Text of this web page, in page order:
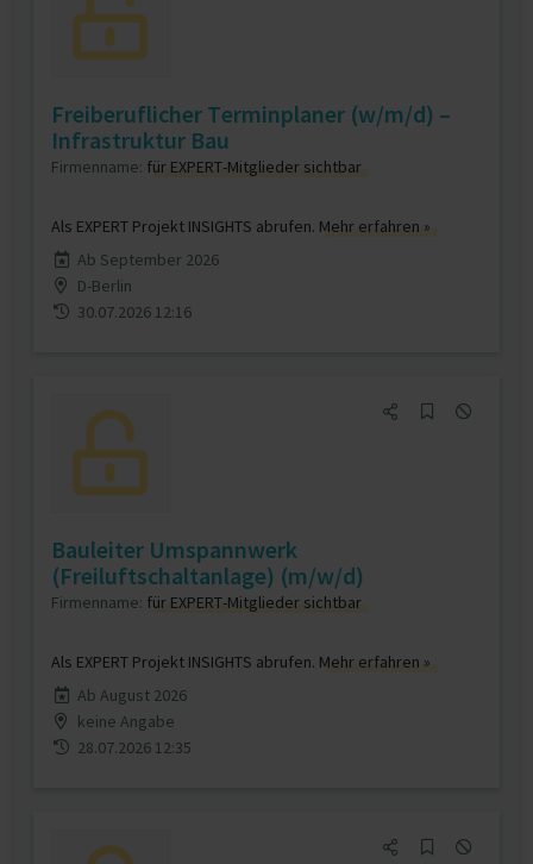
Freiberuflicher Terminplaner (w/m/d) –
Infrastruktur Bau
Firmenname: für EXPERT-Mitglieder sichtbar
Als EXPERT Projekt INSIGHTS abrufen. Mehr erfahren »
Ab September 2026
D-Berlin
30.07.2026 12:16
Bauleiter Umspannwerk
(Freiluftschaltanlage) (m/w/d)
Firmenname: für EXPERT-Mitglieder sichtbar
Als EXPERT Projekt INSIGHTS abrufen. Mehr erfahren »
Ab August 2026
keine Angabe
28.07.2026 12:35